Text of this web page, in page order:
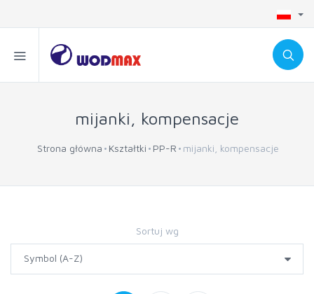
mijanki, kompensacje
Strona główna Kształtki PP-R mijanki, kompensacje
Sortuj wg